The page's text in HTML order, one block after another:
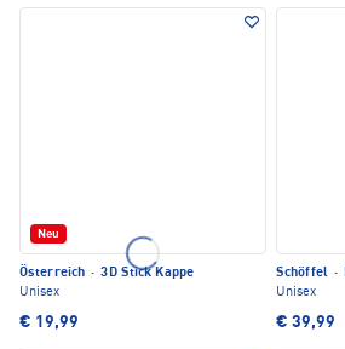
Neu
Österreich · 3D Stick Kappe
Unisex
€ 19,99
Schöffel ·
Unisex
€ 39,99